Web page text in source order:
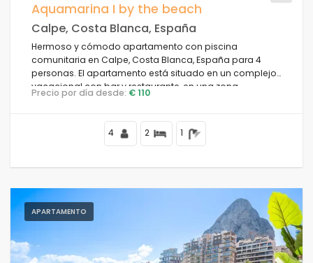
Aquamarina I by the beach
Calpe, Costa Blanca, España
Hermoso y cómodo apartamento con piscina
comunitaria en Calpe, Costa Blanca, España para 4
personas. El apartamento está situado en un complejo
vacacional con bar y restaurante, en una zona
residencial de playa, cerca de tiendas y
kilómetros del centro de Calpe y a 25 metros del Mar
Precio por día desde: € 110
4 2 1
APARTAMENTO